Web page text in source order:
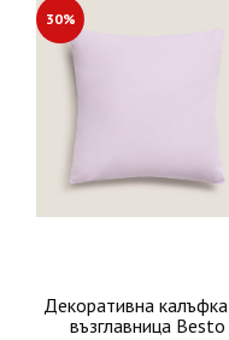
30%
Декоративна
възглавница Besto